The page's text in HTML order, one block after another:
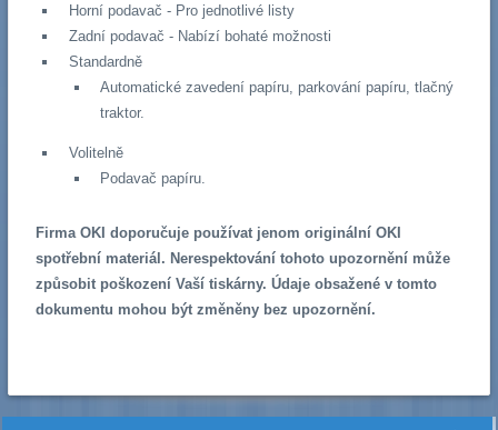
Horní podavač - Pro jednotlivé listy
Zadní podavač - Nabízí bohaté možnosti
Standardně
Automatické zavedení papíru, parkování papíru, tlačný
traktor.
Volitelně
Podavač papíru.
Firma OKI doporučuje používat jenom originální OKI
spotřební materiál. Nerespektování tohoto upozornění může
způsobit poškození Vaší tiskárny. Údaje obsažené v tomto
dokumentu mohou být změněny bez upozornění.